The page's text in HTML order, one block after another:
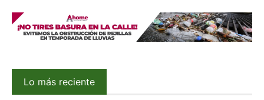
Lo más reciente